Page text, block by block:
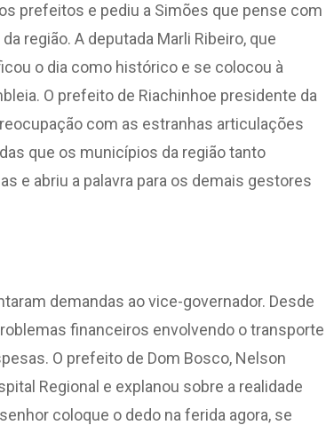
prefeitos e pediu a Simões que pense com
região. A deputada Marli Ribeiro, que
o dia como histórico e se colocou à
O prefeito de Riachinhoe presidente da
com as estranhas articulações
que os municípios da região tanto
e abriu a palavra para os demais gestores
demandas ao vice-governador. Desde
financeiros envolvendo o transporte
O prefeito de Dom Bosco, Nelson
Regional e explanou sobre a realidade
coloque o dedo na ferida agora, se